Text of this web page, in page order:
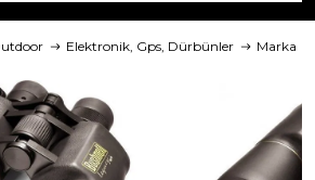
Elektronik, Gps, Dürbünler Marka